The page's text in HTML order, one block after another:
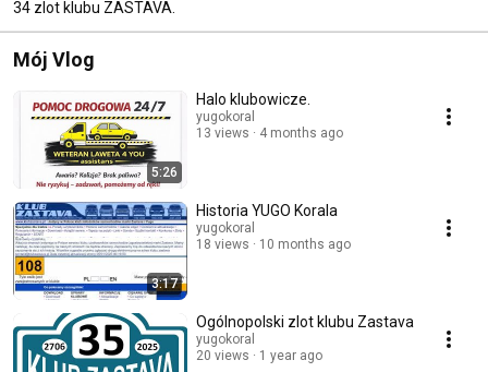
34 zlot klubu ZASTAVA.
Mój Vlog
5:26
Halo klubowicze.
yugokoral
13 views
4 months ago
3:17
Historia YUGO Korala
yugokoral
18 views
10 months ago
Ogólnopolski zlot klubu Zastava
yugokoral
20 views
1 year ago